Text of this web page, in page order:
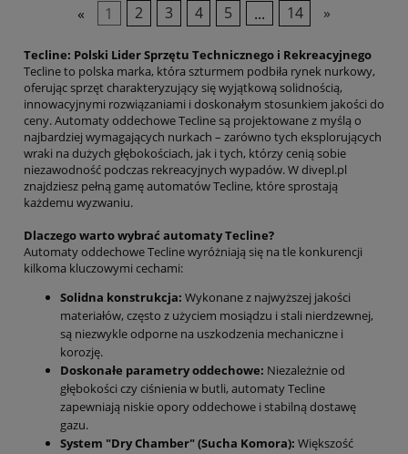
« 1 2 3 4 5 ... 14 »
Tecline: Polski Lider Sprzętu Technicznego i Rekreacyjnego
Tecline to polska marka, która szturmem podbiła rynek nurkowy,
oferując sprzęt charakteryzujący się wyjątkową solidnością,
innowacyjnymi rozwiązaniami i doskonałym stosunkiem jakości do
ceny. Automaty oddechowe Tecline są projektowane z myślą o
najbardziej wymagających nurkach – zarówno tych eksplorujących
wraki na dużych głębokościach, jak i tych, którzy cenią sobie
niezawodność podczas rekreacyjnych wypadów. W divepl.pl
znajdziesz pełną gamę automatów Tecline, które sprostają
każdemu wyzwaniu.
Dlaczego warto wybrać automaty Tecline?
Automaty oddechowe Tecline wyróżniają się na tle konkurencji
kilkoma kluczowymi cechami:
Solidna konstrukcja: Wykonane z najwyższej jakości
materiałów, często z użyciem mosiądzu i stali nierdzewnej,
są niezwykle odporne na uszkodzenia mechaniczne i
korozję.
Doskonałe parametry oddechowe: Niezależnie od
głębokości czy ciśnienia w butli, automaty Tecline
zapewniają niskie opory oddechowe i stabilną dostawę
gazu.
System "Dry Chamber" (Sucha Komora): Większość